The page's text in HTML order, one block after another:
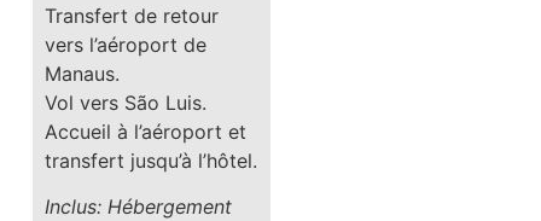
Transfert de retour
vers l’aéroport de
Manaus.
Vol vers São Luis.
Accueil à l’aéroport et
transfert jusqu’à l’hôtel.
Inclus: Hébergement